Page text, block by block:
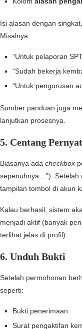
Isi alasan dengan
Misalnya:
“Untuk pelaporan
“Sudah bekerja
“Untuk pengurusan
Sumber panduan juga
lanjutkan prosesnya.
5. Centang
Biasanya ada checkbox
sepenuhnya…”). Setelah
tampilan tombol di akun
Kalau berhasil, sistem
menjadi aktif (banyak
terlihat jelas di profil).
6. Unduh Bukti
Setelah permohonan
seperti:
Bukti penerimaan
Surat pengaktifan